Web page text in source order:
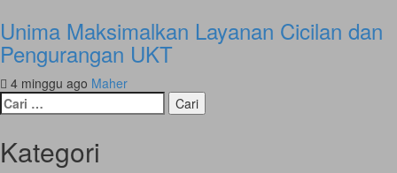
Unima Maksimalkan Layanan Cicilan dan
Pengurangan UKT
4 minggu ago Maher
Cari
untuk:
Kategori